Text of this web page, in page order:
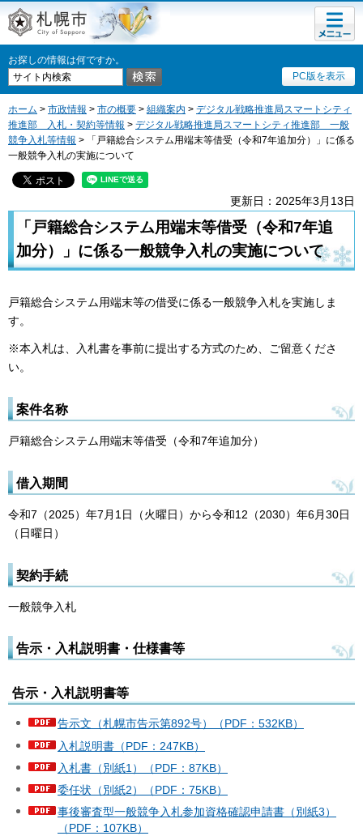
札幌市
お探しの情報は何ですか。
PC版を表示
メニュ
ー
ホーム > 市政情報 > 市の概要 > 組織案内 > デジタル戦略推進局スマートシティ
推進部 入札・契約等情報 > デジタル戦略推進局スマートシティ推進部 一般
競争入札等情報 > 「戸籍総合システム用端末等借受（令和7年追加分）」に係る
一般競争入札の実施について
更新日：2025年3月13日
「戸籍総合システム用端末等借受（令和7年追
加分）」に係る一般競争入札の実施について
戸籍総合システム用端末等の借受に係る一般競争入札を実施しま
す。
※本入札は、入札書を事前に提出する方式のため、ご留意くださ
い。
案件名称
戸籍総合システム用端末等借受（令和7年追加分）
借入期間
令和7（2025）年7月1日（火曜日）から令和12（2030）年6月30日
（日曜日）
契約手続
一般競争入札
告示・入札説明書・仕様書等
告示・入札説明書等
告示文（札幌市告示第892号）（PDF：532KB）
入札説明書（PDF：247KB）
入札書（別紙1）（PDF：87KB）
委任状（別紙2）（PDF：75KB）
事後審査型一般競争入札参加資格確認申請書（別紙3）
（PDF：107KB）